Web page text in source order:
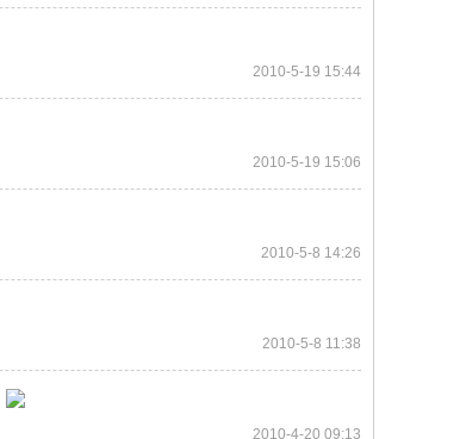
2010-5-19 15:44
2010-5-19 15:06
2010-5-8 14:26
2010-5-8 11:38
2010-4-20 09:13